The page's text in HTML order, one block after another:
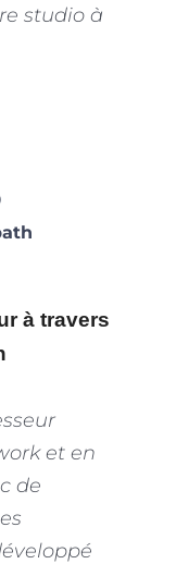
studio à
à travers
et en
de